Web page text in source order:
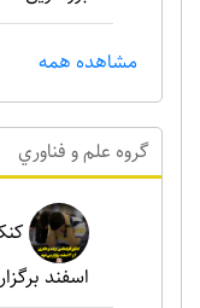
مشاهده همه
گروه علم و فناوري
اسفند